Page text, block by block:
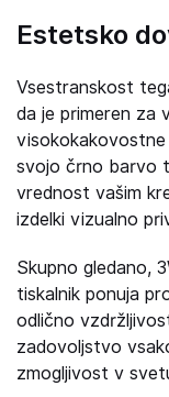
Estetsko
Vsestranskost
da je primeren za
svojo črno barvo
vrednost vašim
izdelki vizualno
Skupno gledano,
tiskalnik ponuja
odlično
zadovoljstvo
zmogljivost v